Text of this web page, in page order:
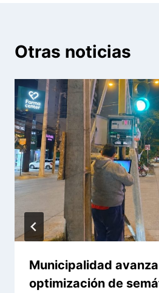
Otras noticias
Municipalidad
optimización de